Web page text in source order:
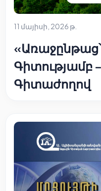
11 մայիսի, 2026 թ.
Գիտությամբ
Գիտաժողով